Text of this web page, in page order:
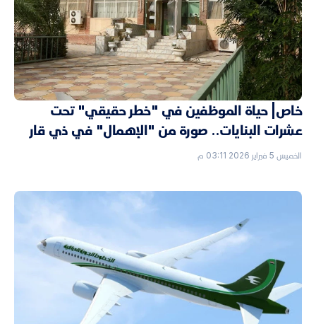
خاص| حياة الموظفين في "خطر حقيقي" تحت
عشرات البنايات.. صورة من "الإهمال" في ذي قار
الخميس 5 فبراير 2026 03:11 م